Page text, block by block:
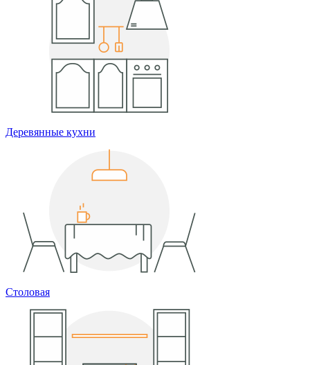
Деревянные кухни
Столовая